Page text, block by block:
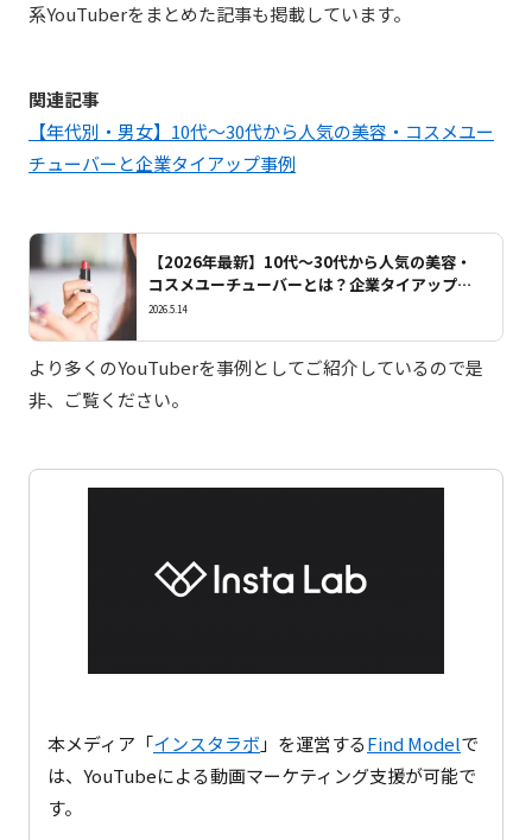
系YouTuberをまとめた記事も掲載しています。
関連記事
【年代別・男女】10代～30代から人気の美容・コスメユー
チューバーと企業タイアップ事例
【2026年最新】10代～30代から人気の美容・
コスメユーチューバーとは？企業タイアップ事
例も紹介
2026.5.14
より多くのYouTuberを事例としてご紹介しているので是
非、ご覧ください。
本メディア「インスタラボ 」を運営するFind Modelで
は、YouTubeによる動画マーケティング支援が可能で
す。